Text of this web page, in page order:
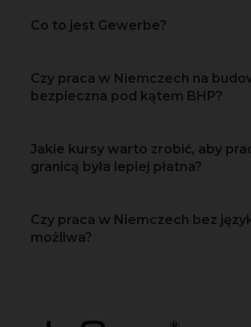
Co to jest Gewerbe?
Czy praca w Niemczech na
bezpieczna pod kątem BHP?
Jakie kursy warto zrobić, aby
granicą była lepiej płatna?
Czy praca w Niemczech bez
możliwa?